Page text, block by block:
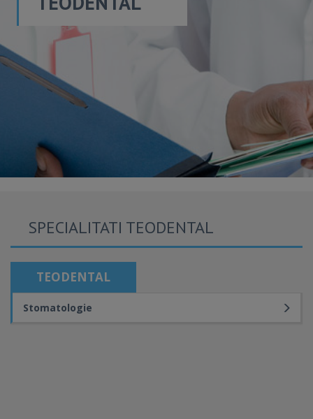
SPECIALITATI TEODENTAL
TEODENTAL
Stomatologie